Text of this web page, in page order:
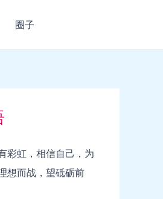
圈子
彩虹，相信自己，为
想而战，望砥砺前